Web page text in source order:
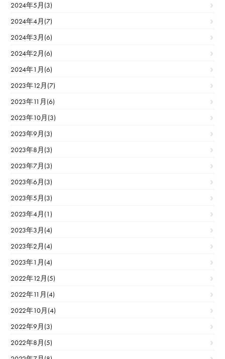
2024年5月(3)
2024年4月(7)
2024年3月(6)
2024年2月(6)
2024年1月(6)
2023年12月(7)
2023年11月(6)
2023年10月(3)
2023年9月(3)
2023年8月(3)
2023年7月(3)
2023年6月(3)
2023年5月(3)
2023年4月(1)
2023年3月(4)
2023年2月(4)
2023年1月(4)
2022年12月(5)
2022年11月(4)
2022年10月(4)
2022年9月(3)
2022年8月(5)